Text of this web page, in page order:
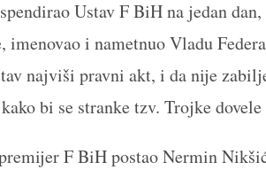
Ustav F BiH na jedan
imenovao i nametnuo Vladu
najviši pravni akt, i da nije
bi se stranke tzv. Trojke
F BiH postao Nermin